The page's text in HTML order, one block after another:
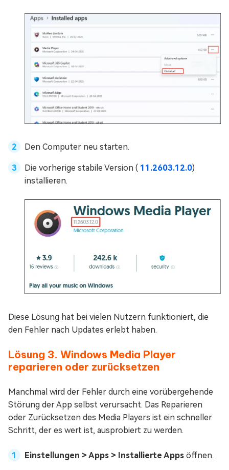
Den Computer neu starten.
Die vorherige stabile Version ( 11.2603.12.0)
installieren.
Diese Lösung hat bei vielen Nutzern funktioniert, die
den Fehler nach Updates erlebt haben.
Lösung 3. Windows Media Player
reparieren oder zurücksetzen
Manchmal wird der Fehler durch eine vorübergehende
Störung der App selbst verursacht. Das Reparieren
oder Zurücksetzen des Media Players ist ein schneller
Schritt, der es wert ist, ausprobiert zu werden.
Einstellungen > Apps > Installierte Apps öffnen.